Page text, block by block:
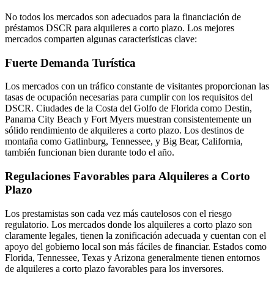
No todos los mercados son adecuados para la financiación de
préstamos DSCR para alquileres a corto plazo. Los mejores
mercados comparten algunas características clave:
Fuerte Demanda Turística
Los mercados con un tráfico constante de visitantes proporcionan las
tasas de ocupación necesarias para cumplir con los requisitos del
DSCR. Ciudades de la Costa del Golfo de Florida como Destin,
Panama City Beach y Fort Myers muestran consistentemente un
sólido rendimiento de alquileres a corto plazo. Los destinos de
montaña como Gatlinburg, Tennessee, y Big Bear, California,
también funcionan bien durante todo el año.
Regulaciones Favorables para Alquileres a Corto
Plazo
Los prestamistas son cada vez más cautelosos con el riesgo
regulatorio. Los mercados donde los alquileres a corto plazo son
claramente legales, tienen la zonificación adecuada y cuentan con el
apoyo del gobierno local son más fáciles de financiar. Estados como
Florida, Tennessee, Texas y Arizona generalmente tienen entornos
de alquileres a corto plazo favorables para los inversores.